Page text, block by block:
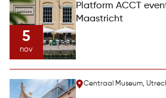
5
nov
Platform ACCT
Maastricht
Centraal Museum,